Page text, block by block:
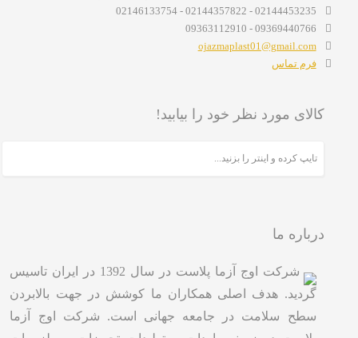
02144453235 - 02144357822 - 02146133754
09369440766 - 09363112910
ojazmaplast01@gmail.com
فرم تماس
کالای مورد نظر خود را بیابید!
درباره ما
شرکت اوج آزما پلاست در سال 1392 در ایران تاسیس
گردید. هدف اصلی همکاران ما کوشش در جهت بالابردن
سطح سلامت در جامعه جهانی است. شرکت اوج آزما